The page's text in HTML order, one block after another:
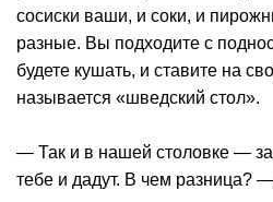
сосиски ваши, и соки, и
разные. Вы подходите с
будете кушать, и ставите на
называется «шведский стол».
— Так и в нашей столовке —
тебе и дадут. В чем разница?